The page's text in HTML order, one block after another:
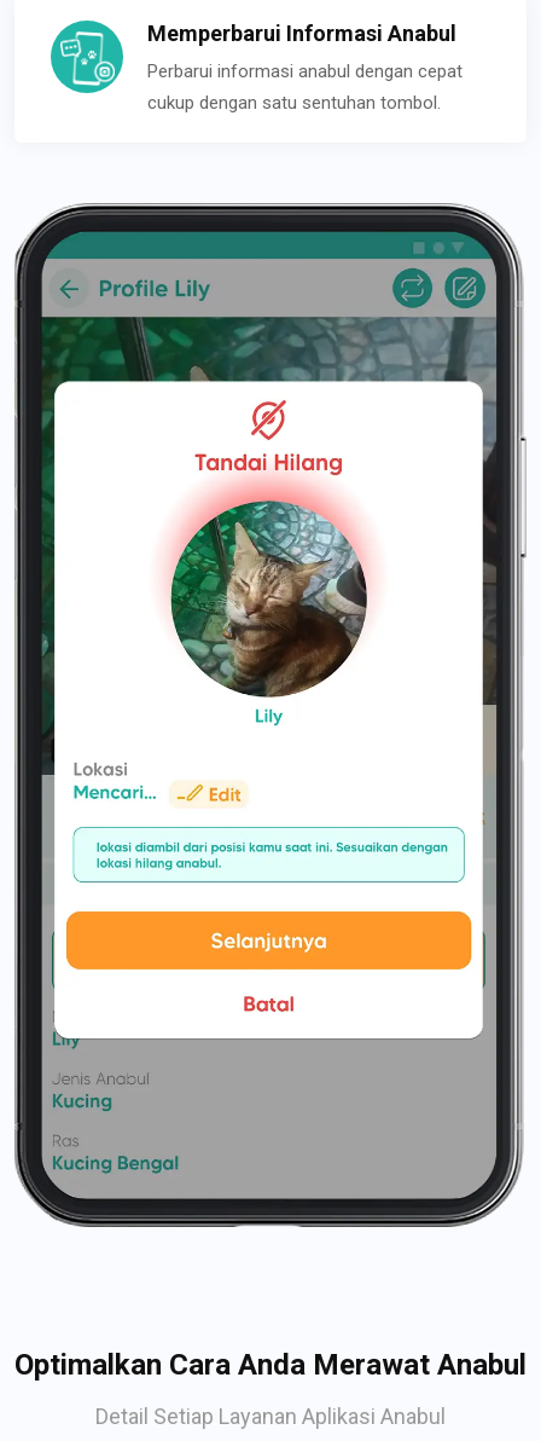
Memperbarui Informasi Anabul
Perbarui informasi anabul dengan cepat
cukup dengan satu sentuhan tombol.
Optimalkan Cara Anda Merawat Anabul
Detail Setiap Layanan Aplikasi Anabul